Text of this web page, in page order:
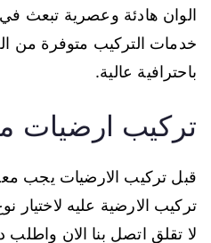
الوان هادئة وعصرية تبعث في
خدمات التركيب متوفرة من
باحترافية عالية.
تركيب ارضيات
قبل تركيب الارضيات يجب
تركيب الارضية عليه لاختيار
لا تقلق اتصل بنا الان